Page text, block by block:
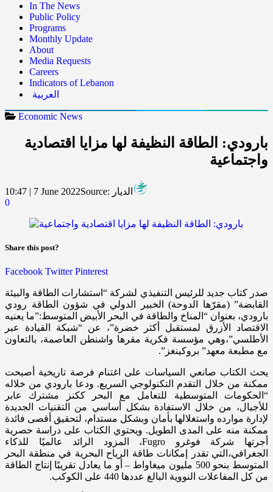
In The News
Public Policy
Programs
Monthly Update
About
Media Requests
Careers
Indicators of Lebanon
العربية
Economic News
بارودي: الطاقة النظيفة لها مزايا اقتصادية
واجتماعية
10:47 | 7 June 2022Source: الديار
0
Share this post?
Facebook Twitter Pinterest
صدر كتاب جديد للرئيس التنفيذي لشركة “استشارات الطاقة والبيئة
القابضة” (مقرّها الدوحة) الخبير الدولي في شؤون الطاقة رودي
بارودي، بعنوان “المناخ والطاقة في البحر الأبيض المتوسط:”ما يعنيه
الاقتصاد الأزرق لمستقبل أكثر خضرة”، عن “شبكة القيادة عبر
الأطلسي”،وهي مؤسسة فكرية مقرها واشنطن العاصمة، بالتعاون
مع مطبعة معهد” بروكينغز”.
يحث الكتاب صانعي السياسات على اغتنام فرصة تاريخية أصبحت
ممكنة من خلال التقدم التكنولوجي السريع. ودعا بارودي من خلاله
“الحكومات المتوسطية للتعامل مع البحر ككنز مشترك عابر
للأجيال، من خلال الاستفادة بشكل أساسي من التقنيات الجديدة
لإدارة موارده واستغلالها بأمان وبشكل مستدام، لتحقيق أقصى فائدة
ممكنة منه على المدى الطويل. ويحتوي الكتاب على دراسة حصرية
أجرتها شركة فوغرو Fugro، المزود الرائد عالميًا للذكاء
الجغرافي،التي تقدر إمكانات طاقة الرياح البحرية في منطقة البحر
المتوسط بنحو 500 مليون ميغاواط – أو ما يعادل تقريبًا إنتاج الطاقة
من كل المفاعلات النووية البالغ عددها 440 على الكوكب.